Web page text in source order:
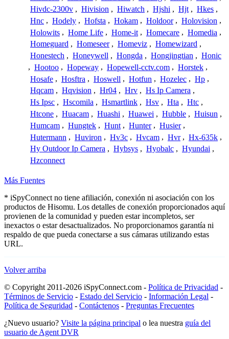
Hivdc-2300v , Hivision , Hiwatch , Hjshi , Hjt , Hkes ,
Hnc , Hodely , Hofsta , Hokam , Holdoor , Holovision ,
Holowits , Home Life , Home-it , Homecare , Homedia ,
Homeguard , Homeseer , Homeviz , Homewizard ,
Honestech , Honeywell , Hongda , Hongjingtian , Honic
, Hootoo , Hopeway , Hopewell-cctv.com , Horstek ,
Hosafe , Hosftra , Hoswell , Hotfun , Hozelec , Hp ,
Hqcam , Hqvision , Hr04 , Hrv , Hs Ip Camera ,
Hs Ipsc , Hscomila , Hsmartlink , Hsv , Hta , Htc ,
Htcone , Huacam , Huashi , Huawei , Hubble , Huisun ,
Humcam , Hungtek , Hunt , Hunter , Husier ,
Hutermann , Huviron , Hv3c , Hvcam , Hvr , Hx-635k ,
Hy Outdoor Ip Camera , Hybsys , Hyobalc , Hyundai ,
Hzconnect
Más Fuentes
* iSpyConnect no tiene afiliación, conexión ni asociación con los
productos de Hisomu. Los detalles de conexión proporcionados aquí
provienen de la comunidad y pueden estar incompletos, ser
inexactos o estar desactualizados. No proporcionamos garantía ni
respaldo de que pueda conectarse a sus cámaras utilizando estas
URL.
Volver arriba
© Copyright 2011-2026 iSpyConnect.com - Política de Privacidad -
Términos de Servicio - Estado del Servicio - Información Legal -
Política de Seguridad - Contáctenos - Preguntas Frecuentes
¿Nuevo usuario? Visite la página principal o lea nuestra guía del
usuario de Agent DVR